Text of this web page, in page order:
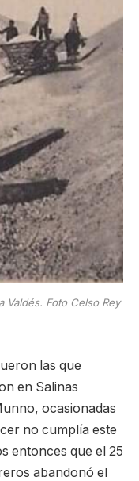
Valdés. Foto Celso Rey
las que
en Salinas
ocasionadas
no cumplía este
entonces que el 25
abandonó el